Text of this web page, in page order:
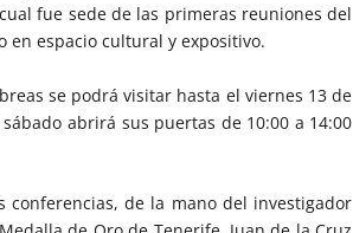
fue sede de las primeras reuniones del
en espacio cultural y expositivo.
se podrá visitar hasta el viernes 13 de
abrirá sus puertas de 10:00 a 14:00
conferencias, de la mano del investigador